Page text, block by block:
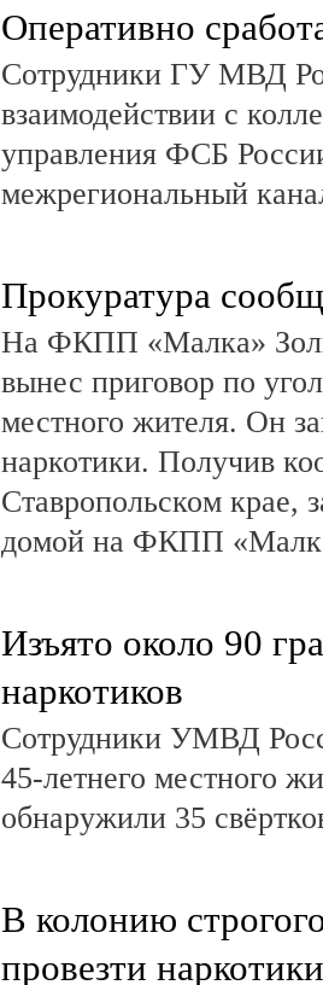
Оперативно
Сотрудники ГУ МВД
взаимодействии с
управления ФСБ
межрегиональный
Прокуратура
На ФКПП «Малка»
вынес приговор по
местного жителя. Он
наркотики. Получив
Ставропольском крае,
домой на ФКПП
Изъято около 90
наркотиков
Сотрудники УМВД
45-летнего местного
обнаружили 35
В колонию
провезти наркотики